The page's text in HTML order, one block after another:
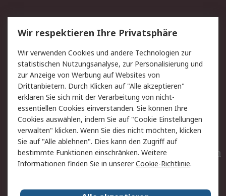
Service
Value Added Services
Lieferlösungen
Rücksendungen
Kontakt
Hilfe
Privatkunden
Rechtliches
AGB
Datenschutz
Cookie-Richtlinie
Zahlungsbedingungen
Copyright/Impressum
Entsorgung
Elektrogeräte/Batterien
Wir respektieren Ihre Privatsphäre
Wir verwenden Cookies und andere Technologien zur
statistischen Nutzungsanalyse, zur Personalisierung und
zur Anzeige von Werbung auf Websites von
Drittanbietern. Durch Klicken auf "Alle akzeptieren"
erklären Sie sich mit der Verarbeitung von nicht-
essentiellen Cookies einverstanden. Sie können Ihre
Cookies auswählen, indem Sie auf "Cookie Einstellungen
verwalten" klicken. Wenn Sie dies nicht möchten, klicken
Sie auf "Alle ablehnen". Dies kann den Zugriff auf
bestimmte Funktionen einschränken. Weitere
Informationen finden Sie in unsererCookie-Richtlinie.